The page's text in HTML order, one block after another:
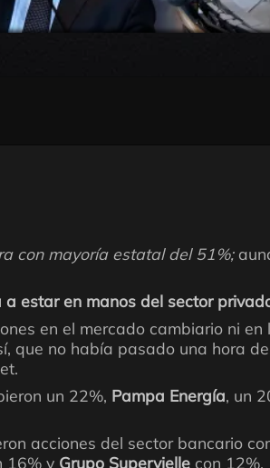
con mayoría estatal del 51%;
estar en manos del sector
en el mercado cambiario ni
que no había pasado una hora
un 22%, Pampa Energía, un
acciones del sector bancario
16% y Grupo Supervielle con 12%.